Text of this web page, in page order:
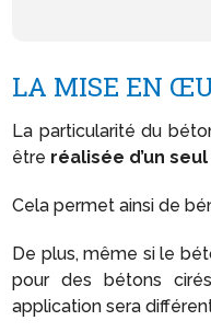
LA MISE EN
La particularité du
être réalisée d’un
Cela permet ainsi de
De plus, même si le
pour des bétons
application sera